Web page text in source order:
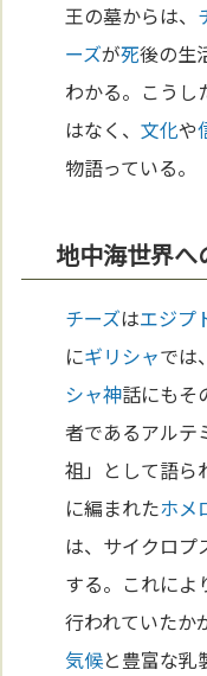
王の墓からは、
ーズが死後の生
わかる。こうし
はなく、文化や
物語っている。
地中海世界へ
チーズはエジプ
にギリシャでは、
シャ神話にもそ
者であるアルテ
祖」として語ら
に編まれたホメ
は、サイクロプ
する。これによ
行われていたか
気候と豊富な乳